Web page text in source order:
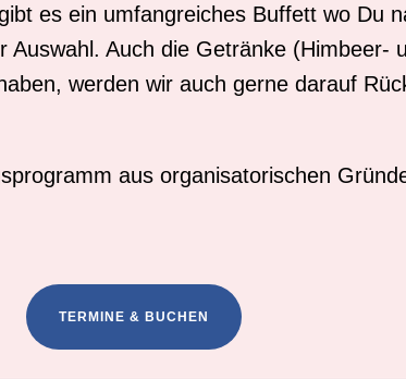
es ein umfangreiches Buffett wo Du
Auch die Getränke (Himbeer-
werden wir auch gerne darauf
aus organisatorischen
TERMINE & BUCHEN